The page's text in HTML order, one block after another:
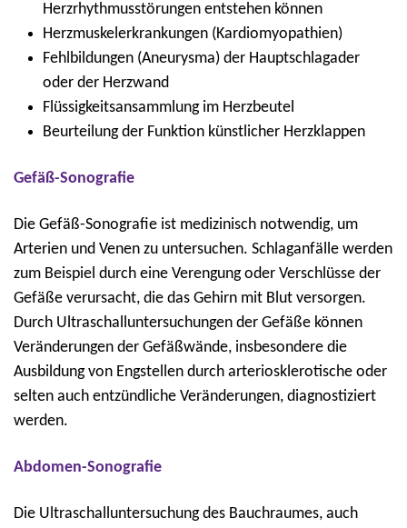
Herzrhythmusstörungen entstehen können
Herzmuskelerkrankungen (Kardiomyopathien)
Fehlbildungen (Aneurysma) der Hauptschlagader
oder der Herzwand
Flüssigkeitsansammlung im Herzbeutel
Beurteilung der Funktion künstlicher Herzklappen
Gefäß-Sonografie
Die Gefäß-Sonografie ist medizinisch notwendig, um
Arterien und Venen zu untersuchen. Schlaganfälle werden
zum Beispiel durch eine Verengung oder Verschlüsse der
Gefäße verursacht, die das Gehirn mit Blut versorgen.
Durch Ultraschalluntersuchungen der Gefäße können
Veränderungen der Gefäßwände, insbesondere die
Ausbildung von Engstellen durch arteriosklerotische oder
selten auch entzündliche Veränderungen, diagnostiziert
werden.
Abdomen-Sonografie
Die Ultraschalluntersuchung des Bauchraumes, auch